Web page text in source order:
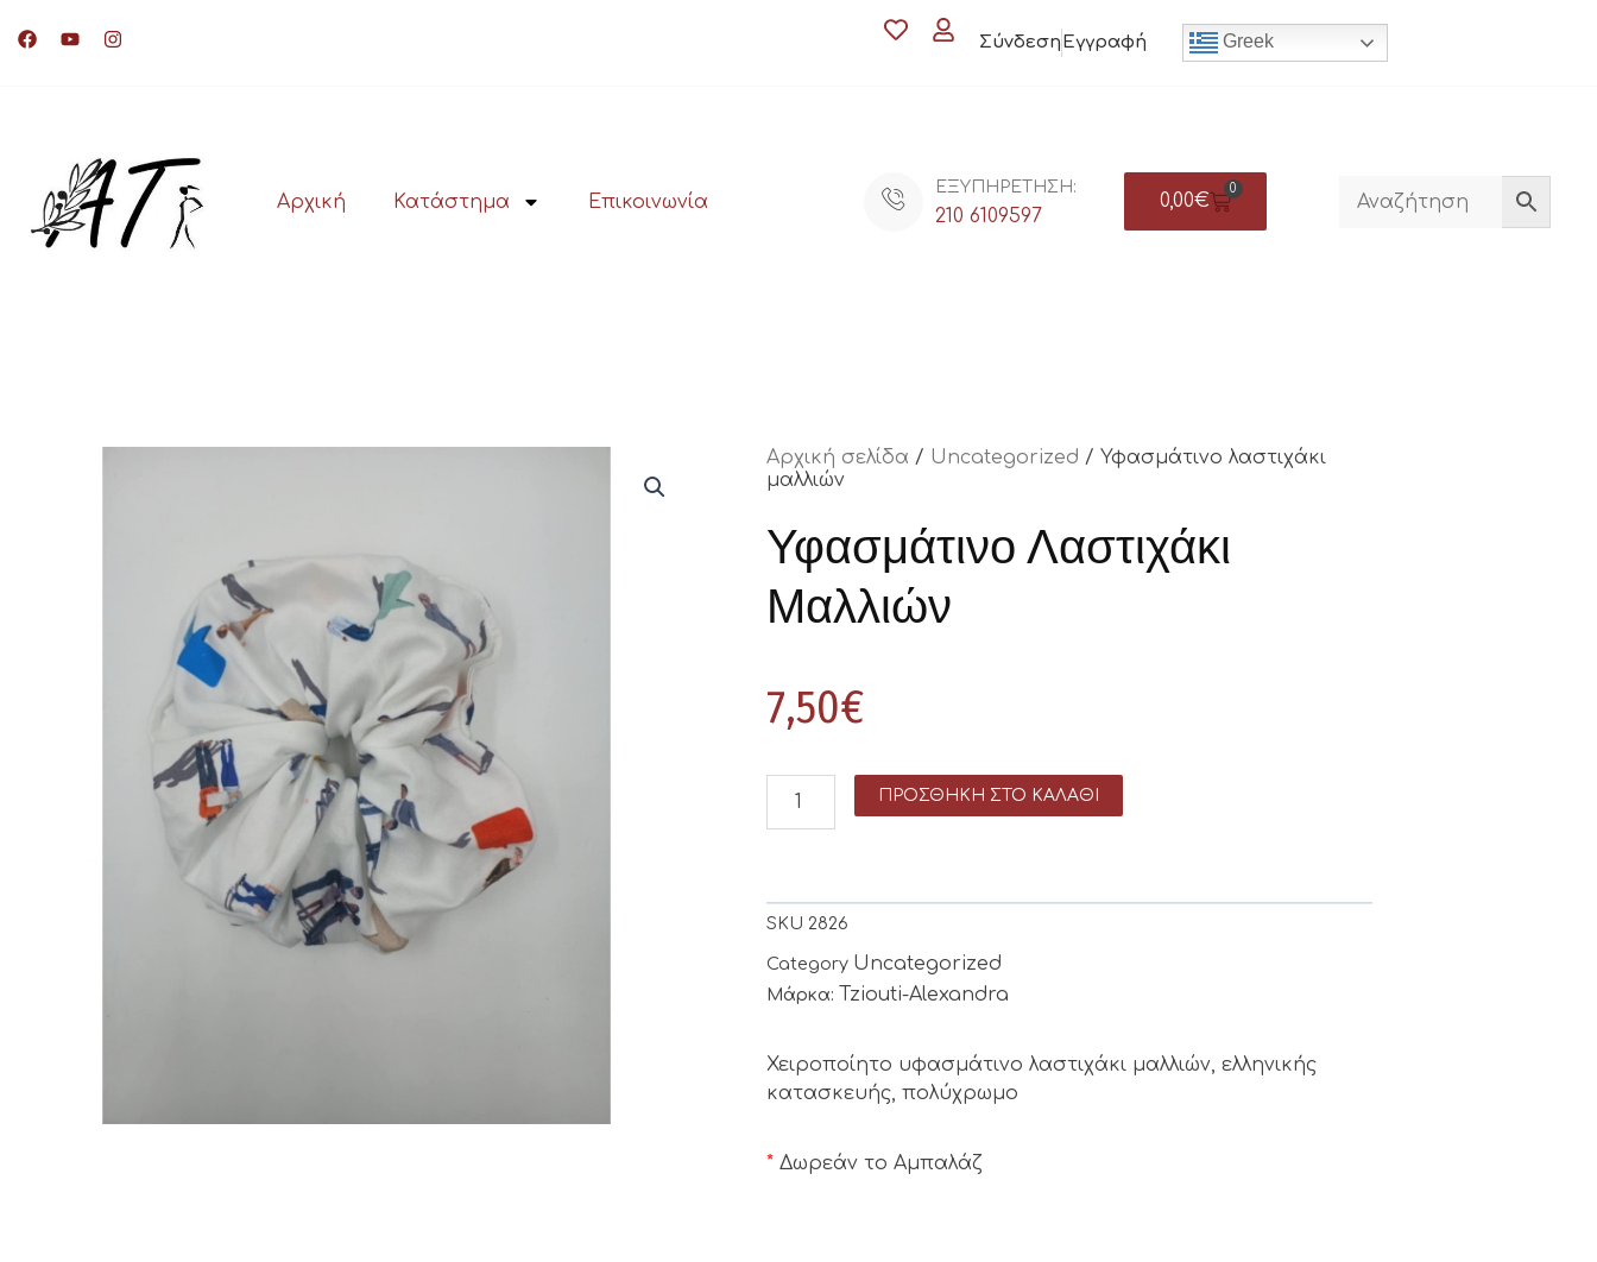
Σύνδεση Εγγραφή Greek
Αρχική Κατάστημα Επικοινωνία
ΕΞΥΠΗΡΕΤΗΣΗ:
210 6109597
0,00€
0
Αρχική σελίδα / Uncategorized / Υφασμάτινο λαστιχάκι
μαλλιών
Υφασμάτινο Λαστιχάκι
Μαλλιών
7,50€
ΠΡΟΣΘΉΚΗ ΣΤΟ ΚΑΛΆΘΙ
SKU 2826
Category Uncategorized
Μάρκα: Tziouti-Alexandra
Χειροποίητο υφασμάτινο λαστιχάκι μαλλιών, ελληνικής
κατασκευής, πολύχρωμο
* Δωρεάν το Αμπαλάζ